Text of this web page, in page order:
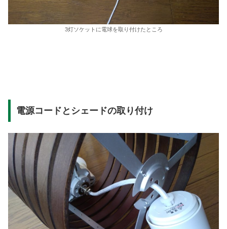
3灯ソケットに電球を取り付けたところ
電源コードとシェードの取り付け